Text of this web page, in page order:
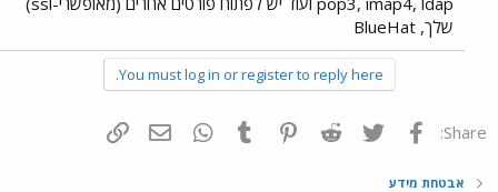
שלך, BlueHat
You must log in or register to reply here.
Share: פייסבוק Twitter
Reddit
Pinterest
Tumblr
WhatsAppדואר אלקטרוני
אבטחת מידע